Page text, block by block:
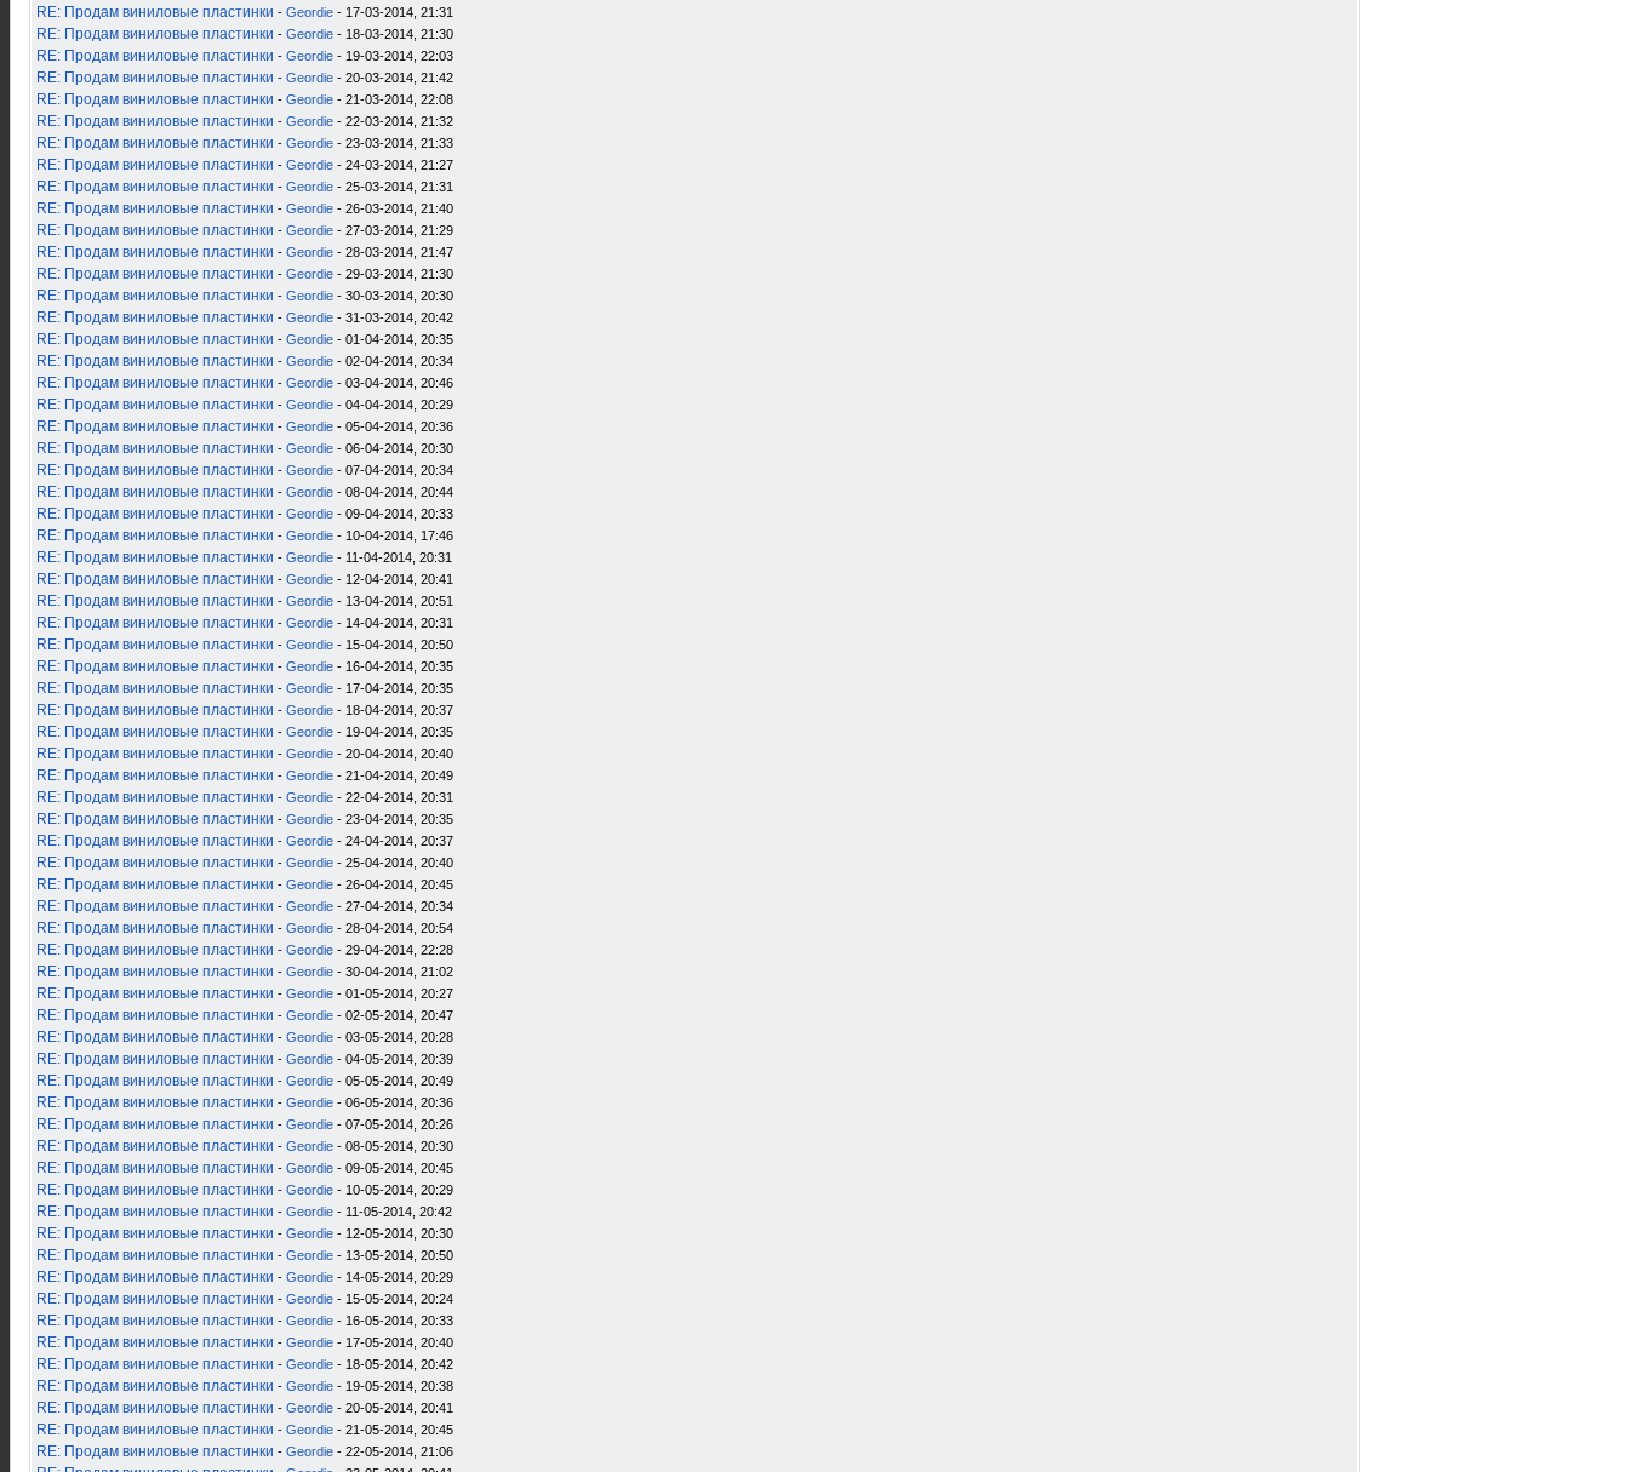
RE: Продам виниловые пластинки - Geordie - 17-03-2014, 21:31
RE: Продам виниловые пластинки - Geordie - 18-03-2014, 21:30
RE: Продам виниловые пластинки - Geordie - 19-03-2014, 22:03
RE: Продам виниловые пластинки - Geordie - 20-03-2014, 21:42
RE: Продам виниловые пластинки - Geordie - 21-03-2014, 22:08
RE: Продам виниловые пластинки - Geordie - 22-03-2014, 21:32
RE: Продам виниловые пластинки - Geordie - 23-03-2014, 21:33
RE: Продам виниловые пластинки - Geordie - 24-03-2014, 21:27
RE: Продам виниловые пластинки - Geordie - 25-03-2014, 21:31
RE: Продам виниловые пластинки - Geordie - 26-03-2014, 21:40
RE: Продам виниловые пластинки - Geordie - 27-03-2014, 21:29
RE: Продам виниловые пластинки - Geordie - 28-03-2014, 21:47
RE: Продам виниловые пластинки - Geordie - 29-03-2014, 21:30
RE: Продам виниловые пластинки - Geordie - 30-03-2014, 20:30
RE: Продам виниловые пластинки - Geordie - 31-03-2014, 20:42
RE: Продам виниловые пластинки - Geordie - 01-04-2014, 20:35
RE: Продам виниловые пластинки - Geordie - 02-04-2014, 20:34
RE: Продам виниловые пластинки - Geordie - 03-04-2014, 20:46
RE: Продам виниловые пластинки - Geordie - 04-04-2014, 20:29
RE: Продам виниловые пластинки - Geordie - 05-04-2014, 20:36
RE: Продам виниловые пластинки - Geordie - 06-04-2014, 20:30
RE: Продам виниловые пластинки - Geordie - 07-04-2014, 20:34
RE: Продам виниловые пластинки - Geordie - 08-04-2014, 20:44
RE: Продам виниловые пластинки - Geordie - 09-04-2014, 20:33
RE: Продам виниловые пластинки - Geordie - 10-04-2014, 17:46
RE: Продам виниловые пластинки - Geordie - 11-04-2014, 20:31
RE: Продам виниловые пластинки - Geordie - 12-04-2014, 20:41
RE: Продам виниловые пластинки - Geordie - 13-04-2014, 20:51
RE: Продам виниловые пластинки - Geordie - 14-04-2014, 20:31
RE: Продам виниловые пластинки - Geordie - 15-04-2014, 20:50
RE: Продам виниловые пластинки - Geordie - 16-04-2014, 20:35
RE: Продам виниловые пластинки - Geordie - 17-04-2014, 20:35
RE: Продам виниловые пластинки - Geordie - 18-04-2014, 20:37
RE: Продам виниловые пластинки - Geordie - 19-04-2014, 20:35
RE: Продам виниловые пластинки - Geordie - 20-04-2014, 20:40
RE: Продам виниловые пластинки - Geordie - 21-04-2014, 20:49
RE: Продам виниловые пластинки - Geordie - 22-04-2014, 20:31
RE: Продам виниловые пластинки - Geordie - 23-04-2014, 20:35
RE: Продам виниловые пластинки - Geordie - 24-04-2014, 20:37
RE: Продам виниловые пластинки - Geordie - 25-04-2014, 20:40
RE: Продам виниловые пластинки - Geordie - 26-04-2014, 20:45
RE: Продам виниловые пластинки - Geordie - 27-04-2014, 20:34
RE: Продам виниловые пластинки - Geordie - 28-04-2014, 20:54
RE: Продам виниловые пластинки - Geordie - 29-04-2014, 22:28
RE: Продам виниловые пластинки - Geordie - 30-04-2014, 21:02
RE: Продам виниловые пластинки - Geordie - 01-05-2014, 20:27
RE: Продам виниловые пластинки - Geordie - 02-05-2014, 20:47
RE: Продам виниловые пластинки - Geordie - 03-05-2014, 20:28
RE: Продам виниловые пластинки - Geordie - 04-05-2014, 20:39
RE: Продам виниловые пластинки - Geordie - 05-05-2014, 20:49
RE: Продам виниловые пластинки - Geordie - 06-05-2014, 20:36
RE: Продам виниловые пластинки - Geordie - 07-05-2014, 20:26
RE: Продам виниловые пластинки - Geordie - 08-05-2014, 20:30
RE: Продам виниловые пластинки - Geordie - 09-05-2014, 20:45
RE: Продам виниловые пластинки - Geordie - 10-05-2014, 20:29
RE: Продам виниловые пластинки - Geordie - 11-05-2014, 20:42
RE: Продам виниловые пластинки - Geordie - 12-05-2014, 20:30
RE: Продам виниловые пластинки - Geordie - 13-05-2014, 20:50
RE: Продам виниловые пластинки - Geordie - 14-05-2014, 20:29
RE: Продам виниловые пластинки - Geordie - 15-05-2014, 20:24
RE: Продам виниловые пластинки - Geordie - 16-05-2014, 20:33
RE: Продам виниловые пластинки - Geordie - 17-05-2014, 20:40
RE: Продам виниловые пластинки - Geordie - 18-05-2014, 20:42
RE: Продам виниловые пластинки - Geordie - 19-05-2014, 20:38
RE: Продам виниловые пластинки - Geordie - 20-05-2014, 20:41
RE: Продам виниловые пластинки - Geordie - 21-05-2014, 20:45
RE: Продам виниловые пластинки - Geordie - 22-05-2014, 21:06